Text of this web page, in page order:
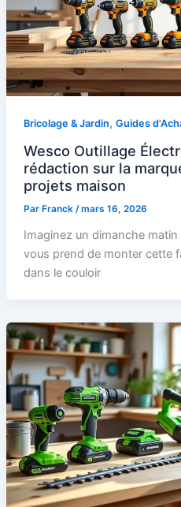
Bricolage & Jardin, Guides
Wesco Outillage
rédaction sur la
projets maison
Par Franck /mars 16, 2026
Imaginez un dimanche matin
vous prend de monter cette
dans le couloir